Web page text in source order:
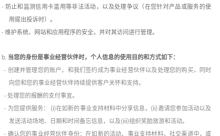
- 防止和监测信用卡滥用等非法活动，以及处理争议（在您针对产品或服务的使
用提出投诉时）。
-维护系统、网站和应用程序的安全，并对其访问进行管理。
b. 当您的身份是事业经营伙伴时，个人信息的使用目的和方式如下：
- 创建并管理您的账户，和我们签约成为事业经营伙伴以及处理您的购买，同时
向您和您的事业经营伙伴持续提供客户关怀和支持。
- 处理您的报酬的支付事宜。
- 为您提供服务： (i)在如新的事业支持材料中分享信息， (ii)邀请您参加活动以及
发送活动场地、日期和时间备忘信息，以及(iii)组织奖励旅游和活动。
- 确认您的事业经营伙伴身份：在如新的活动、事业支持材料、社交渠道中，或